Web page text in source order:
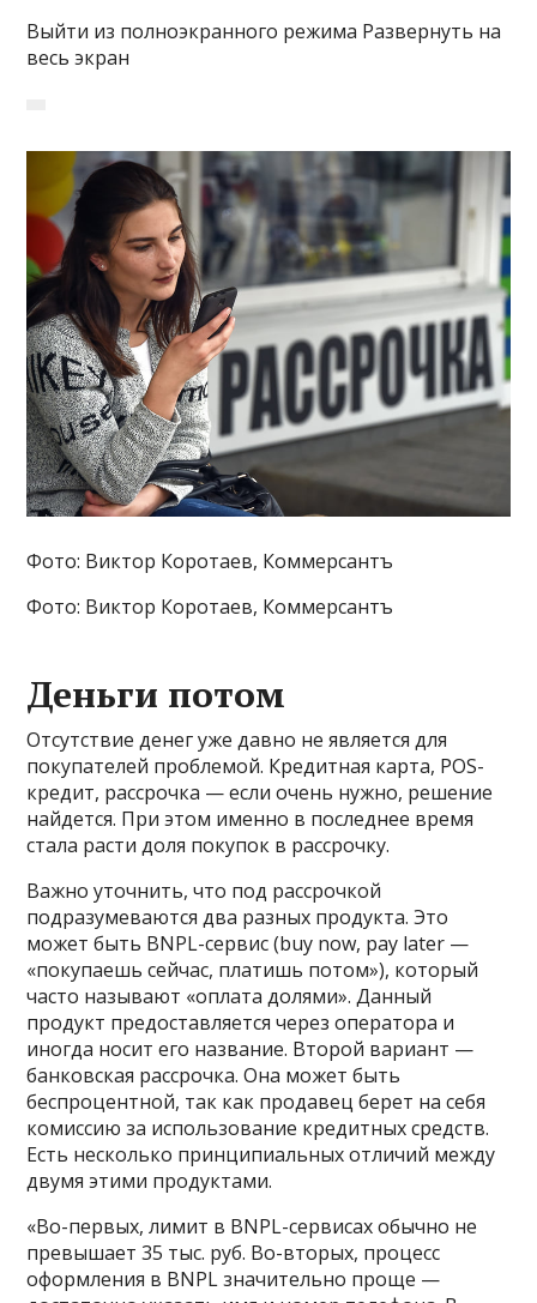
Выйти из полноэкранного режима Развернуть на
весь экран
Фото: Виктор Коротаев, Коммерсантъ
Фото: Виктор Коротаев, Коммерсантъ
Деньги потом
Отсутствие денег уже давно не является для
покупателей проблемой. Кредитная карта, POS-
кредит, рассрочка — если очень нужно, решение
найдется. При этом именно в последнее время
стала расти доля покупок в рассрочку.
Важно уточнить, что под рассрочкой
подразумеваются два разных продукта. Это
может быть BNPL-сервис (buy now, pay later —
«покупаешь сейчас, платишь потом»), который
часто называют «оплата долями». Данный
продукт предоставляется через оператора и
иногда носит его название. Второй вариант —
банковская рассрочка. Она может быть
беспроцентной, так как продавец берет на себя
комиссию за использование кредитных средств.
Есть несколько принципиальных отличий между
двумя этими продуктами.
«Во-первых, лимит в BNPL-сервисах обычно не
превышает 35 тыс. руб. Во-вторых, процесс
оформления в BNPL значительно проще —